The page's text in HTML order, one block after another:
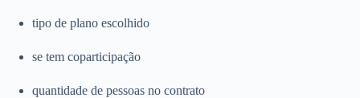
tipo de plano escolhido
se tem coparticipação
quantidade de pessoas no contrato